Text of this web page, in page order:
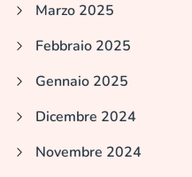
Marzo 2025
Febbraio 2025
Gennaio 2025
Dicembre 2024
Novembre 2024